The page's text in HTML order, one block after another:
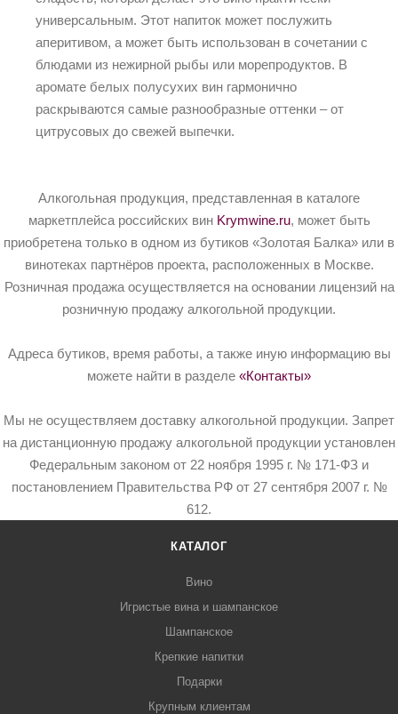
универсальным. Этот напиток может послужить
аперитивом, а может быть использован в сочетании с
блюдами из нежирной рыбы или морепродуктов. В
аромате белых полусухих вин гармонично
раскрываются самые разнообразные оттенки – от
цитрусовых до свежей выпечки.
Алкогольная продукция, представленная в каталоге
маркетплейса российских вин Krymwine.ru, может быть
приобретена только в одном из бутиков «Золотая Балка» или в
винотеках партнёров проекта, расположенных в Москве.
Розничная продажа осуществляется на основании лицензий на
розничную продажу алкогольной продукции.
Адреса бутиков, время работы, а также иную информацию вы
можете найти в разделе «Контакты»
Мы не осуществляем доставку алкогольной продукции. Запрет
на дистанционную продажу алкогольной продукции установлен
Федеральным законом от 22 ноября 1995 г. № 171-ФЗ и
постановлением Правительства РФ от 27 сентября 2007 г. №
612.
КАТАЛОГ
Вино
Игристые вина и шампанское
Шампанское
Крепкие напитки
Подарки
Крупным клиентам